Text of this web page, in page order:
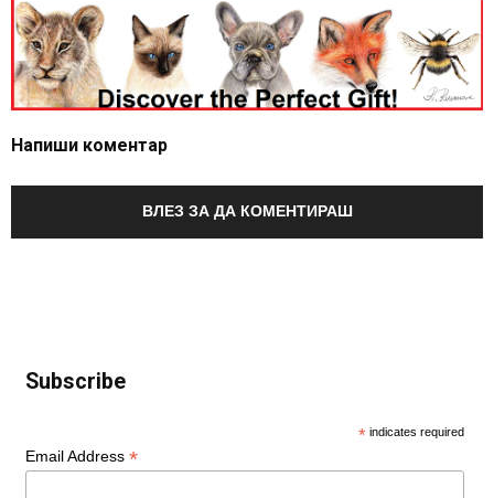
Напиши коментар
ВЛЕЗ ЗА ДА КОМЕНТИРАШ
Subscribe
* indicates required
Email Address *